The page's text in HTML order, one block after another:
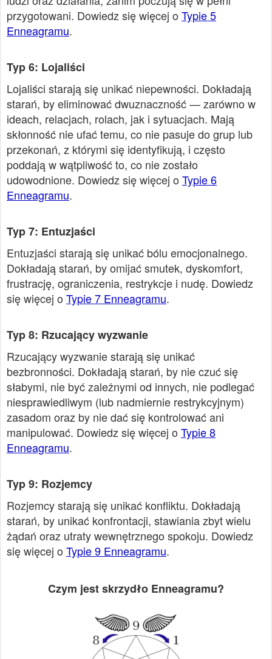
przygotowani. Dowiedz się więcej o Typie 5
Enneagramu.
Typ 6: Lojaliści
Lojaliści starają się unikać niepewności. Dokładają
starań, by eliminować dwuznaczność — zarówno w
ideach, relacjach, rolach, jak i sytuacjach. Mają
skłonność nie ufać temu, co nie pasuje do grup lub
przekonań, z którymi się identyfikują, i często
poddają w wątpliwość to, co nie zostało
udowodnione. Dowiedz się więcej o Typie 6
Enneagramu.
Typ 7: Entuzjaści
Entuzjaści starają się unikać bólu emocjonalnego.
Dokładają starań, by omijać smutek, dyskomfort,
frustrację, ograniczenia, restrykcje i nudę. Dowiedz
się więcej o Typie 7 Enneagramu.
Typ 8: Rzucający wyzwanie
Rzucający wyzwanie starają się unikać
bezbronności. Dokładają starań, by nie czuć się
słabymi, nie być zależnymi od innych, nie podlegać
niesprawiedliwym (lub nadmiernie restrykcyjnym)
zasadom oraz by nie dać się kontrolować ani
manipulować. Dowiedz się więcej o Typie 8
Enneagramu.
Typ 9: Rozjemcy
Rozjemcy starają się unikać konfliktu. Dokładają
starań, by unikać konfrontacji, stawiania zbyt wielu
żądań oraz utraty wewnętrznego spokoju. Dowiedz
się więcej o Typie 9 Enneagramu.
Czym jest skrzydło Enneagramu?